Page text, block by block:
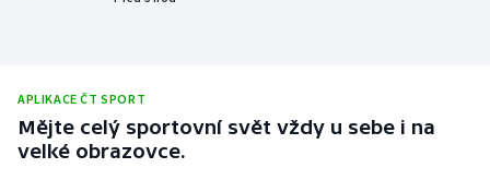
Plážový volejbal
Rychlostní kanoistika
APLIKACE ČT SPORT
Mějte celý sportovní svět vždy u sebe i na
velké obrazovce.